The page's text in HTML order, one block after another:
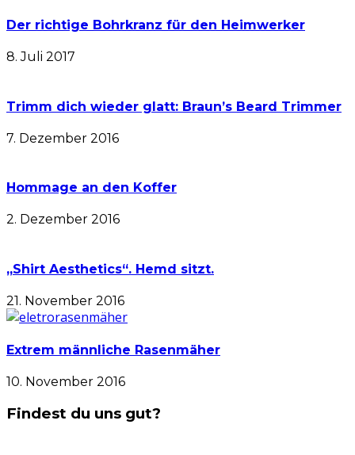
Der richtige Bohrkranz für den Heimwerker
8. Juli 2017
Trimm dich wieder glatt: Braun’s Beard Trimmer
7. Dezember 2016
Hommage an den Koffer
2. Dezember 2016
„Shirt Aesthetics“. Hemd sitzt.
21. November 2016
Extrem männliche Rasenmäher
10. November 2016
Findest du uns gut?